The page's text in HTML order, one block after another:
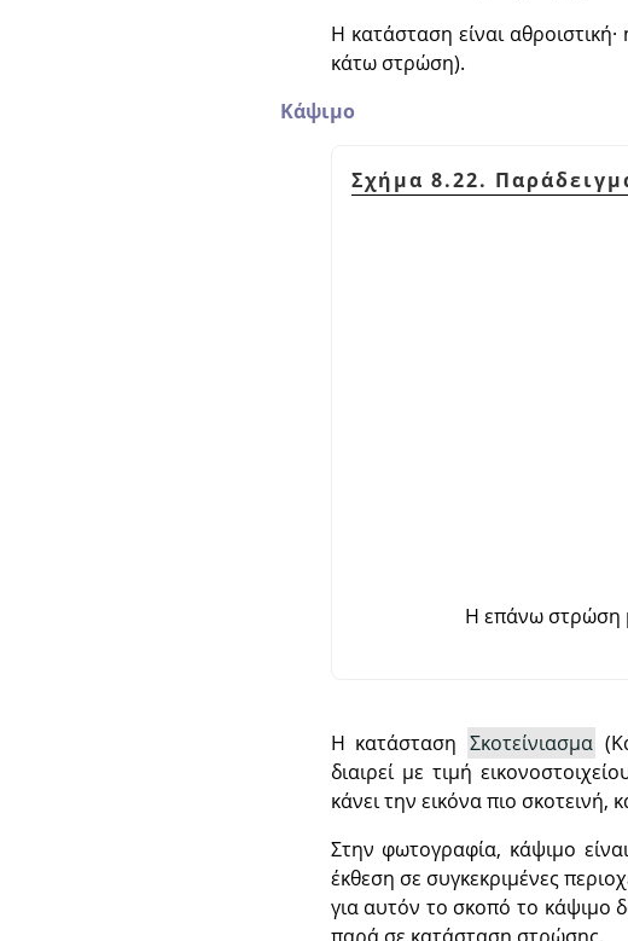
Η κατάσταση είναι
κάτω στρώση).
Κάψιμο
Σχήμα 8.22.
Η επάνω στρώση
Η κατάσταση Σκοτείνιασμα
διαιρεί με τιμή
κάνει την εικόνα πιο
Στην φωτογραφία, κάψιμο
έκθεση σε συγκεκριμένες
για αυτόν το σκοπό το κάψιμο
παρά σε κατάσταση στρώσης.